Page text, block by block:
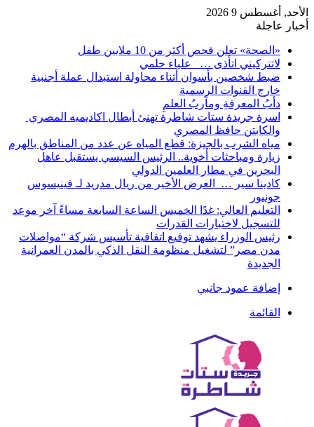
الأحد, أغسطس 9 2026
أخبار عاجلة
«الصحة» تعلن فحص أكثر من 10 ملايين طفل
لاتتركيني اتأذى … علياء حلمي
ضبط شخصين بأسوان أثناء محاولة استبدال عملة أجنبية
خارج القنوات الرسمية
دأبُ المعرفةِ ومآربُ العلمِ
اسرة جريدة ستات شاطرة تهنئ أبطال اكاديميه المصري
والكابتن حافظ المصري
مياه الشرب بالجيزة: قطع المياه عن عدد من المناطق بالهرم
زيارة ومباحثات أخوية.. الرئيس السيسي يستقبل عاهل
البحرين في مطار العلمين الدولي
كادينا سير … العرض الأخير من ريال مدريد لـ فينيسوس
جونيور
التعليم العالي: غدًا الخميس الساعة السابعة مساءً آخر موعد
للتسجيل لاختبارات القدرات
رئيس الوزراء يشهد توقيع اتفاقية تأسيس شركة “مواصلات
مدن مصر” لتشغيل منظومة النقل الذكي بالمدن العمرانية
الجديدة
إضافة عمود جانبي
القائمة